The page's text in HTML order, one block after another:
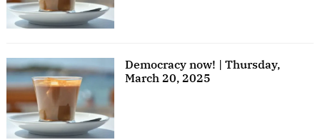
Democracy now! | Thursday,
March 20, 2025